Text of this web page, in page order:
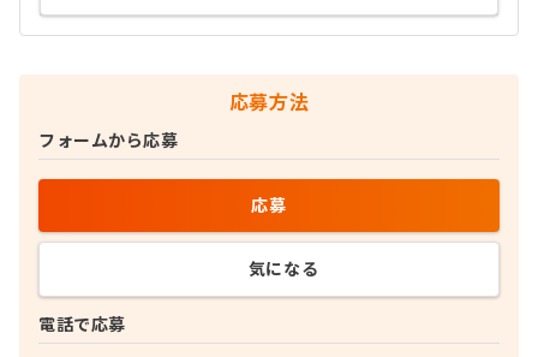
応募方法
電話で応募
フォームから応募
応募
気になる